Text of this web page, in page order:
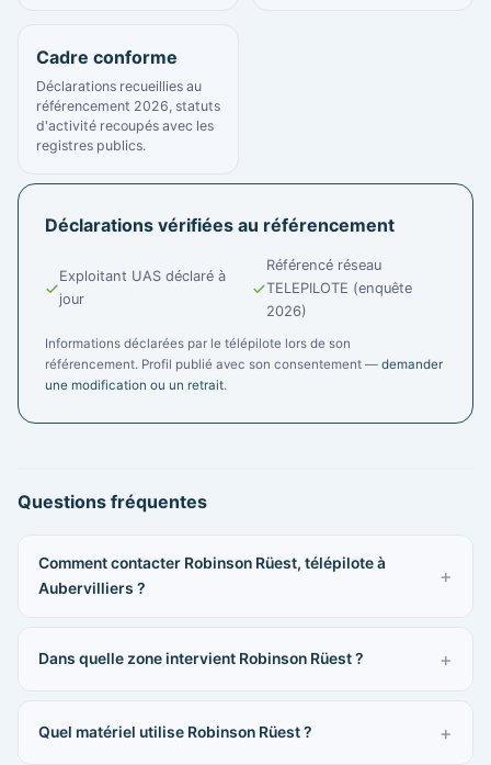
Cadre conforme
Déclarations recueillies au
référencement 2026, statuts
d'activité recoupés avec les
registres publics.
Déclarations vérifiées au référencement
Exploitant UAS déclaré à
jour
Référencé réseau
TELEPILOTE (enquête
2026)
Informations déclarées par le télépilote lors de son
référencement. Profil publié avec son consentement — demander
une modification ou un retrait.
Questions fréquentes
Comment contacter Robinson Rüest, télépilote à
Aubervilliers ?
Dans quelle zone intervient Robinson Rüest ?
Quel matériel utilise Robinson Rüest ?